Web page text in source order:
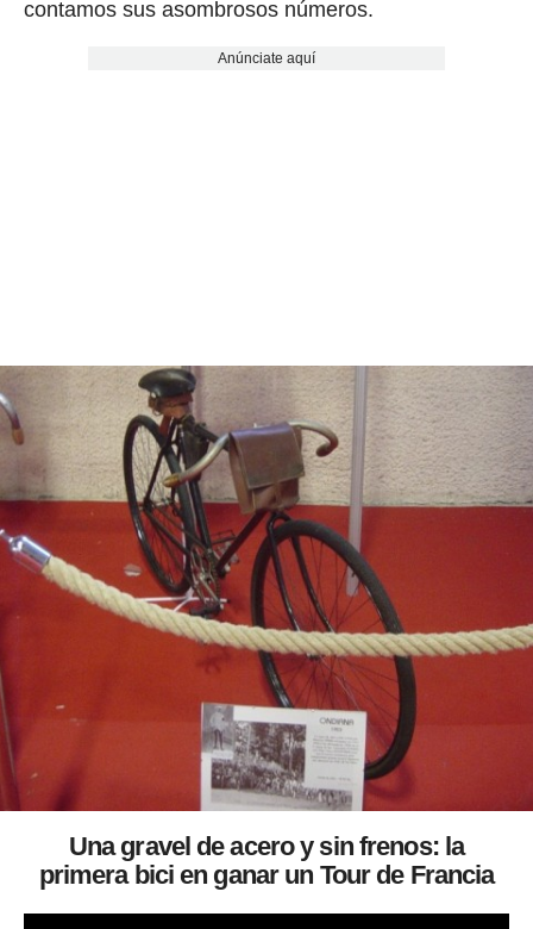
contamos sus asombrosos números.
Anúnciate aquí
Una gravel de acero y sin frenos: la
primera bici en ganar un Tour de Francia